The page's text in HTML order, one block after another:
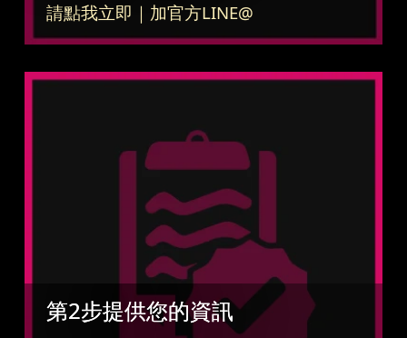
請點我立即｜加官方LINE@
第2步提供您的資訊